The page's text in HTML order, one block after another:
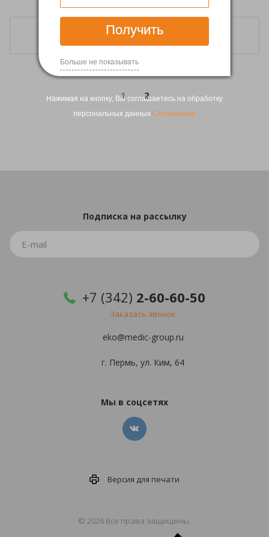
Получить
Больше не показывать
Нажимая на кнопку, Вы соглашаетесь на обработку
персональных данных Соглашение
Загрузить еще
1 2
Подписка на рассылку
+7 (342) 2-60-60-50
Заказать звонок
eko@medic-group.ru
г. Пермь, ул. Ким, 64
Мы в соцсетях
Версия для печати
© 2026 Все права защищены.